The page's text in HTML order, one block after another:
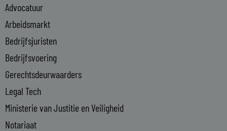
d
i
n
-
i
n
Advocatuur
Arbeidsmarkt
Bedrijfsjuristen
Bedrijfsvoering
Gerechtsdeurwaarders
Legal Tech
Ministerie van Justitie en Veiligheid
Notariaat